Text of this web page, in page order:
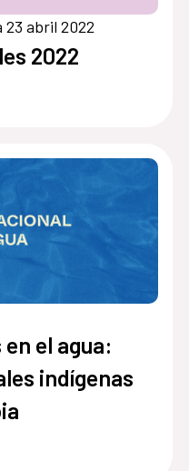
23 abril 2022
2022
el agua:
indígenas